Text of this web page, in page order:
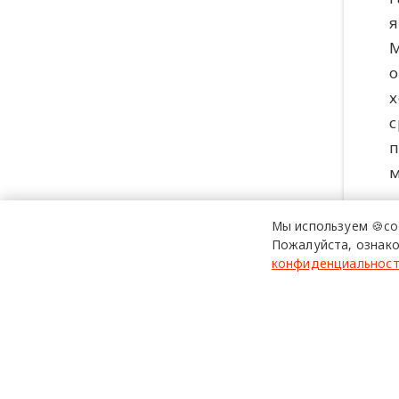
Мы используем
Пожалуйста,